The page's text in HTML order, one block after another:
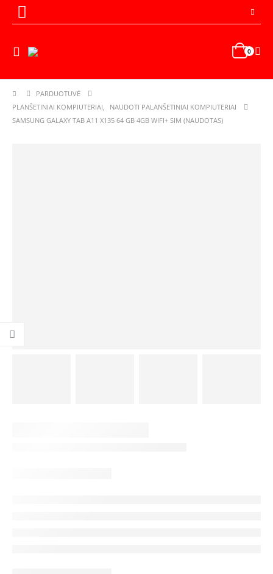
0
PARDUOTUVĖ
PLANŠETINIAI KOMPIUTERIAI,
NAUDOTI PALANŠETINIAI KOMPIUTERIAI
SAMSUNG GALAXY TAB A11 X135 64 GB 4GB WIFI+ SIM (NAUDOTAS)